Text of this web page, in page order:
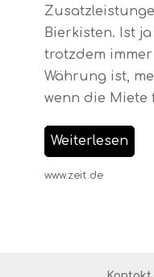
Bierkisten. Ist
trotzdem
Währung ist,
wenn die Miete
Weiterlesen
www.zeit.de